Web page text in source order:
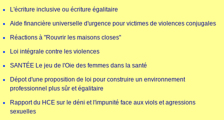
L'écriture inclusive ou écriture égalitaire
Aide financière universelle d'urgence pour victimes de violences conjugales
Réactions à "Rouvrir les maisons closes"
Loi intégrale contre les violences
SANTÉE Le jeu de l'Oie des femmes dans la santé
Dépot d'une proposition de loi pour construire un environnement
professionnel plus sûr et égalitaire
Rapport du HCE sur le déni et l'impunité face aux viols et agressions
sexuelles